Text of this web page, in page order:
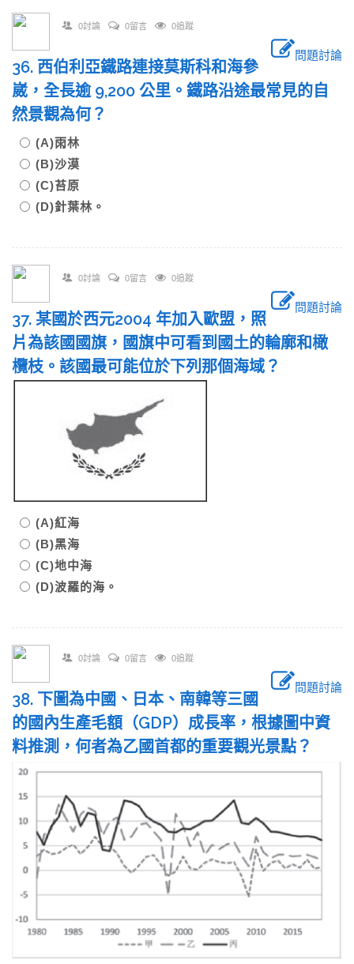
0討論 0留言 0追蹤
問題討論
36. 西伯利亞鐵路連接莫斯科和海參
崴，全長逾 9,200 公里。鐵路沿途最常見的自
然景觀為何？
(A)雨林
(B)沙漠
(C)苔原
(D)針葉林。
0討論 0留言 0追蹤
問題討論
37. 某國於西元2004 年加入歐盟，照
片為該國國旗，國旗中可看到國土的輪廓和橄
欖枝。該國最可能位於下列那個海域？
(A)紅海
(B)黑海
(C)地中海
(D)波羅的海。
0討論 0留言 0追蹤
問題討論
38. 下圖為中國、日本、南韓等三國
的國內生產毛額（GDP）成長率，根據圖中資
料推測，何者為乙國首都的重要觀光景點？